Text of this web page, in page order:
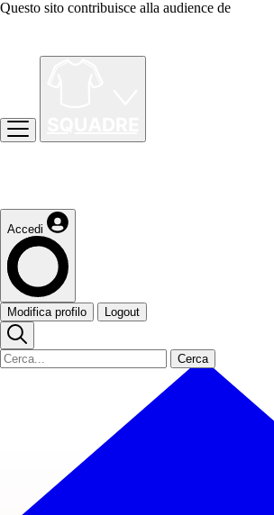
Questo sito contribuisce alla audience de
Accedi
Modifica profilo Logout
Cerca